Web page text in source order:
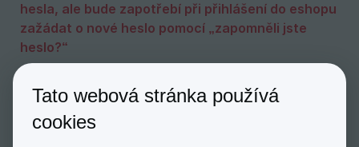
hesla, ale bude zapotřebí při přihlášení do eshopu
zažádat o nové heslo pomocí „zapomněli jste
heslo?“
Po vytvoření hesla se přihlásíte do eshopu pod
svýmpůvodním e-mailem a půjdete opět do sekce
Přidat uživatele
Tato webová stránka používá
cookies